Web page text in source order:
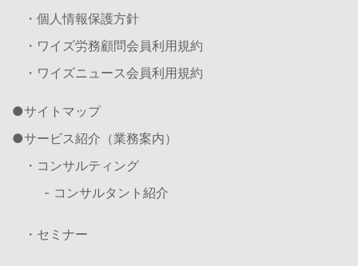
・個人情報保護方針
・ワイズ労務顧問会員利用規約
・ワイズニュース会員利用規約
サイトマップ
サービス紹介（業務案内）
・コンサルティング
- コンサルタント紹介
・セミナー